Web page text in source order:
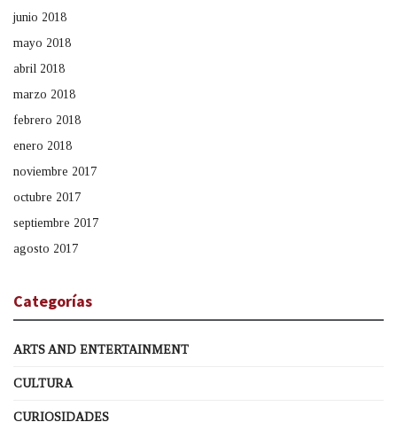
junio 2018
mayo 2018
abril 2018
marzo 2018
febrero 2018
enero 2018
noviembre 2017
octubre 2017
septiembre 2017
agosto 2017
Categorías
ARTS AND ENTERTAINMENT
CULTURA
CURIOSIDADES